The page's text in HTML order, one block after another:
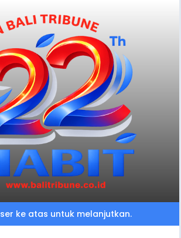
ke atas untuk melanjutkan.